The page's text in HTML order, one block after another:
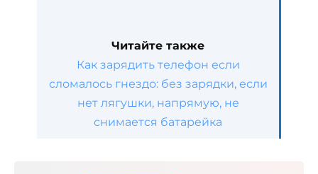
Читайте также
Как зарядить телефон если
сломалось гнездо: без зарядки, если
нет лягушки, напрямую, не
снимается батарейка